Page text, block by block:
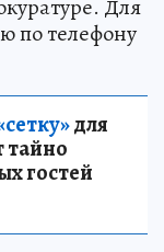
Для
по телефону
для
тайно
гостей